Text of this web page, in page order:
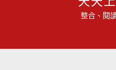
整合、閱